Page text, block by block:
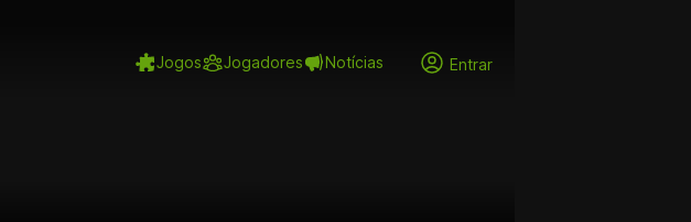
Jogos Jogadores Notícias Entrar